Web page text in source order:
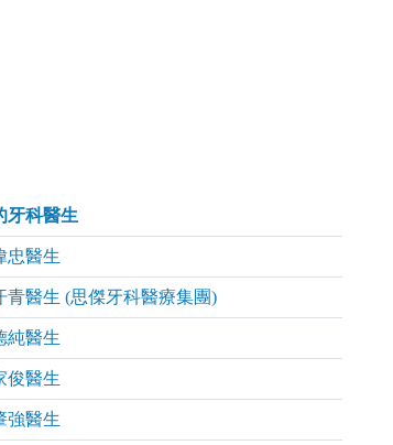
牙科醫生
忠醫生
青醫生 (思傑牙科醫療集團)
純醫生
俊醫生
強醫生